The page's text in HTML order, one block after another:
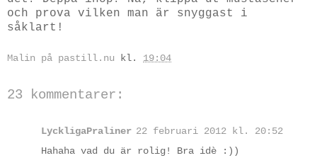
och prova vilken man är snyggast i
såklart!
Malin på pastill.nu kl. 19:04
23 kommentarer:
LyckligaPraliner 22 februari 2012 kl. 20:52
Hahaha vad du är rolig! Bra idè :))